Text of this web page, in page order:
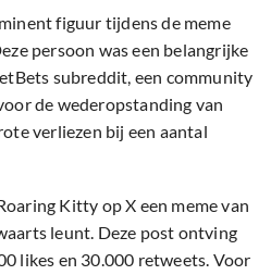
figuur tijdens de meme
persoon was een belangrijke
subreddit, een community
de wederopstanding van
verliezen bij een aantal
Kitty op X een meme van
leunt. Deze post ontving
likes en 30.000 retweets. Voor